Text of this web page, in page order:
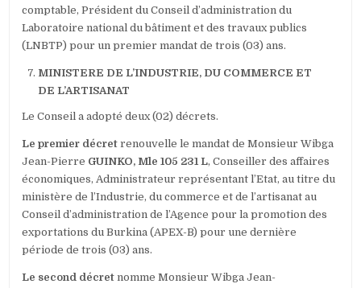
comptable, Président du Conseil d’administration du
Laboratoire national du bâtiment et des travaux publics
(LNBTP) pour un premier mandat de trois (03) ans.
MINISTERE DE L’INDUSTRIE, DU COMMERCE ET
DE L’ARTISANAT
Le Conseil a adopté deux (02) décrets.
Le premier décret renouvelle le mandat de Monsieur Wibga
Jean-Pierre GUINKO, Mle 105 231 L, Conseiller des affaires
économiques, Administrateur représentant l’Etat, au titre du
ministère de l’Industrie, du commerce et de l’artisanat au
Conseil d’administration de l’Agence pour la promotion des
exportations du Burkina (APEX-B) pour une dernière
période de trois (03) ans.
Le second décret nomme Monsieur Wibga Jean-